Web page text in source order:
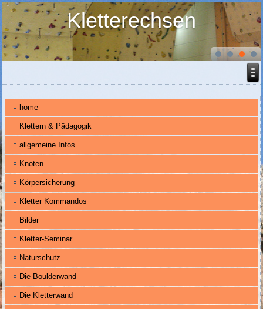
Kletterechsen
home
Klettern & Pädagogik
allgemeine Infos
Knoten
Körpersicherung
Kletter Kommandos
Bilder
Kletter-Seminar
Naturschutz
Die Boulderwand
Die Kletterwand